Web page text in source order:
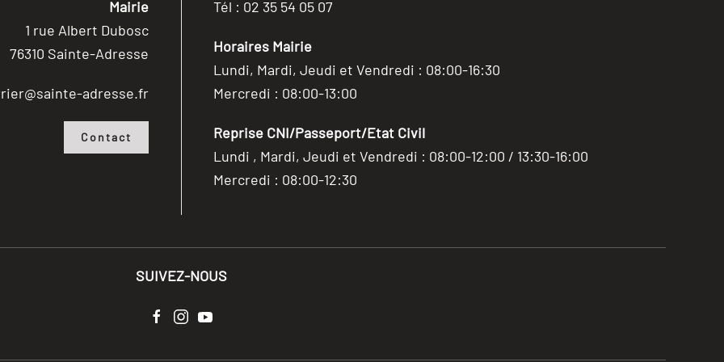
Mairie
1 rue Albert Dubosc
76310 Sainte-Adresse
adresse.fr
Contact
Tél : 02 35 54 05 07
Horaires Mairie
Lundi, Mardi, Jeudi et Vendredi : 08:00-16:30
Mercredi : 08:00-13:00
Reprise CNI/Passeport/Etat Civil
Lundi , Mardi, Jeudi et Vendredi : 08:00-12:00 / 13:30-16:00
Mercredi : 08:00-12:30
SUIVEZ-NOUS